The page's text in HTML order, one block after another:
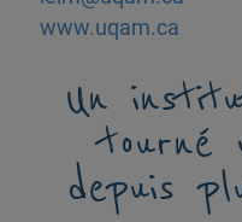
www.uqam.ca
Un
tourné
depuis